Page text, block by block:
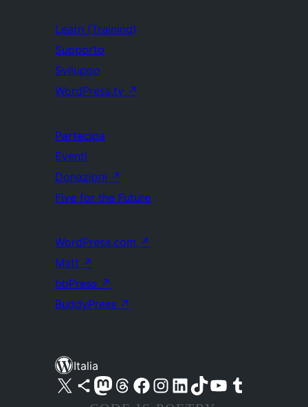
Learn (Training)
Supporto
Sviluppo
WordPress.tv ↗
Partecipa
Eventi
Donazioni ↗
Five for the Future
WordPress.com ↗
Matt ↗
bbPress ↗
BuddyPress ↗
Italia
Visita il nostro account X (ex Twitter)
Visita il nostro account Bluesky
Visita il nostro account Mastodon
Visita il nostro account Threads
Visita la nostra pagina Facebook
Visita il nostro account Instagram
Visita il nostro account LinkedIn
Visita il nostro account TikTok
Visita il nostro canale YouTube
Visita il nostro account Tumblr